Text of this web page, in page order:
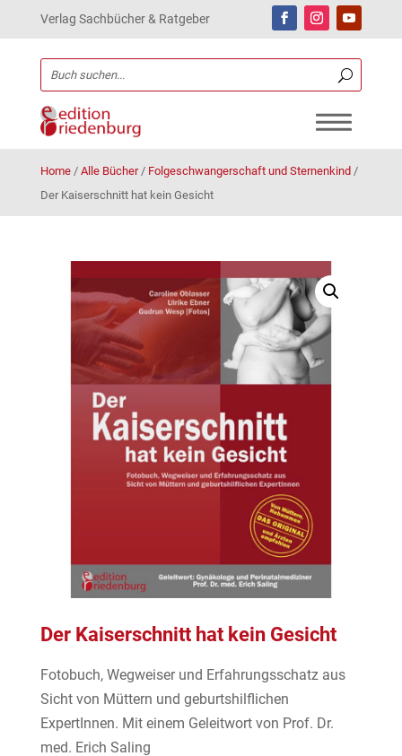
Verlag Sachbücher & Ratgeber
Home/ Alle Bücher/ Folgeschwangerschaft und Sternenkind/
Der Kaiserschnitt hat kein Gesicht
Der Kaiserschnitt hat kein Gesicht
Fotobuch, Wegweiser und Erfahrungsschatz aus
Sicht von Müttern und geburtshilflichen
ExpertInnen. Mit einem Geleitwort von Prof. Dr.
med. Erich Saling